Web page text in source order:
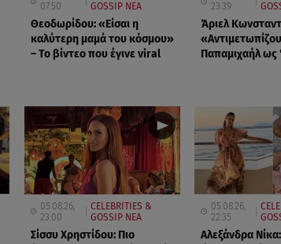
07:50
GOSSIP ΝΕΑ
Θεοδωρίδου: «Είσαι η
καλύτερη μαμά του κόσμου»
– Το βίντεο που έγινε viral
23:39
Άριελ
Παπαμιχαήλ ως
05.08.26,
23:00
CELEBRITIES &
GOSSIP ΝΕΑ
Σίσσυ Χρηστίδου: Πιο
05.08.26,
22:35
Αλεξάνδρα